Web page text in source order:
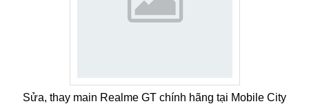
Sửa, thay main Realme GT chính hãng tại Mobile City